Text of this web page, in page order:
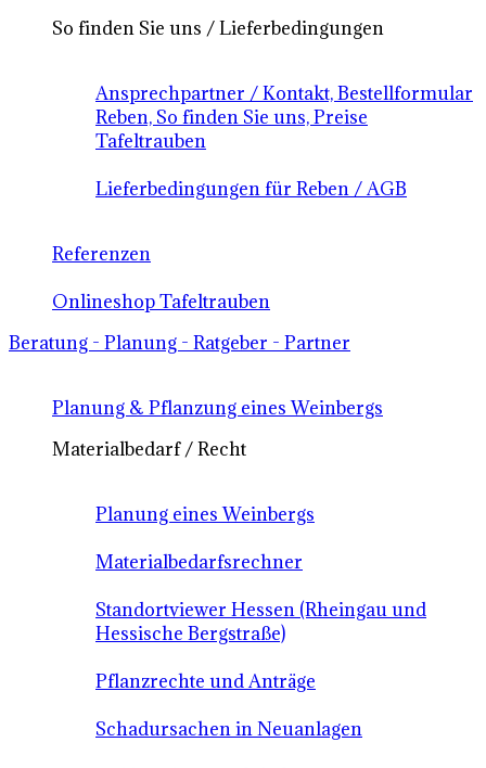
So finden Sie uns / Lieferbedingungen
Ansprechpartner / Kontakt, Bestellformular
Reben, So finden Sie uns, Preise
Tafeltrauben
Lieferbedingungen für Reben / AGB
Referenzen
Onlineshop Tafeltrauben
Beratung - Planung - Ratgeber - Partner
Planung & Pflanzung eines Weinbergs
Materialbedarf / Recht
Planung eines Weinbergs
Materialbedarfsrechner
Standortviewer Hessen (Rheingau und
Hessische Bergstraße)
Pflanzrechte und Anträge
Schadursachen in Neuanlagen